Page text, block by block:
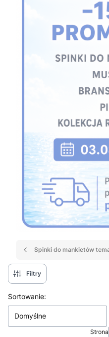
Spinki do mankietów
Filtry
Lista produktów
Sortowanie:
Domyślne
Strona